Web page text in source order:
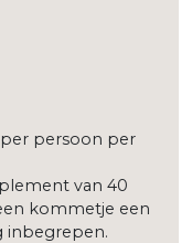
per persoon per
van 40
kommetje een
inbegrepen.